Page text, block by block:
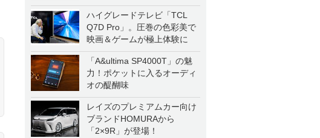
ハイグレードテレビ「TCL
Q7D Pro」。圧巻の色彩美で
映画＆ゲームが極上体験に
「A&ultima SP4000T」の魅
力！ポケットに入るオーディ
オの醍醐味
レイズのプレミアムカー向け
ブランドHOMURAから
「2×9R」が登場！